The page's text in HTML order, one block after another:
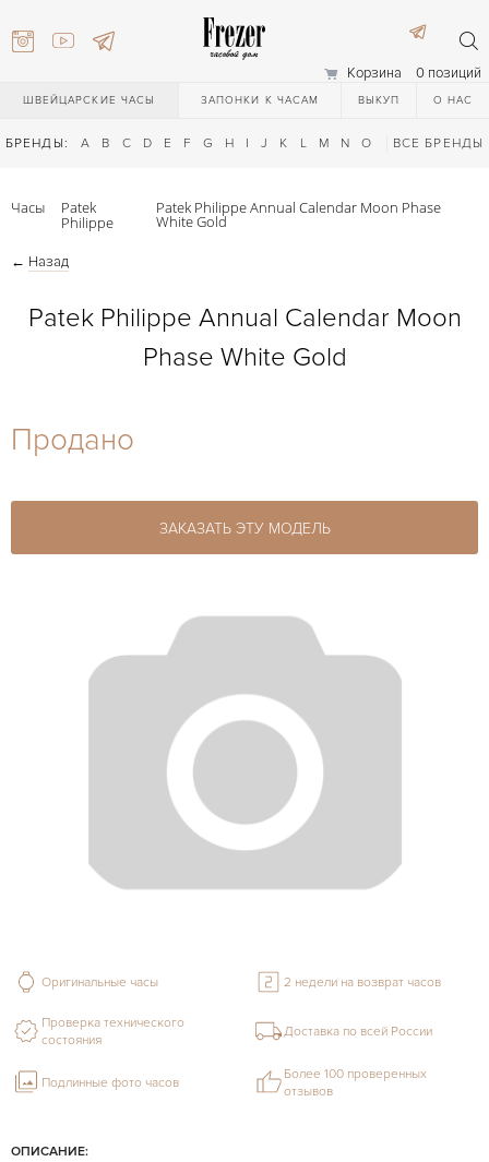
Корзина 0 позиций
ШВЕЙЦАРСКИЕ ЧАСЫ ЗАПОНКИ К ЧАСАМ ВЫКУП О НАС
БРЕНДЫ: A B C D E F G H I J K L M N O Q R S T
ВСЕ БРЕНДЫ
27-44
Часы Patek
Philippe
Patek Philippe Annual Calendar Moon Phase
White Gold
← Назад
Patek Philippe Annual Calendar Moon
Phase White Gold
Продано
ЗАКАЗАТЬ ЭТУ МОДЕЛЬ
ОПИСАНИЕ:
Оригинальные часы 2 недели на возврат часов
Проверка технического
состояния
Доставка по всей России
Подлинные фото часов
Более 100 проверенных
отзывов